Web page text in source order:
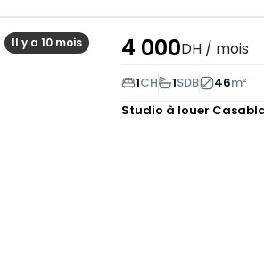
Il y a 10 mois 4 000DH/ mois
1CH 1SDB 46m²
Studio à louer